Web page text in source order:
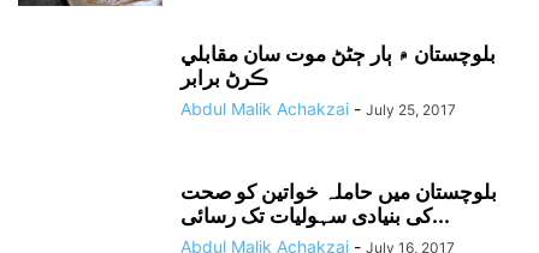
بلوچستان ۾ ٻار ڄڻڻ موت سان مقابلي
ڪرڻ برابر
Abdul Malik Achakzai - July 25, 2017
بلوچستان میں حاملہ خواتین کو صحت
کی بنیادی سہولیات تک رسائی...
Abdul Malik Achakzai - July 16, 2017